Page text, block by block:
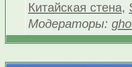
Китайская стена,
Модераторы: